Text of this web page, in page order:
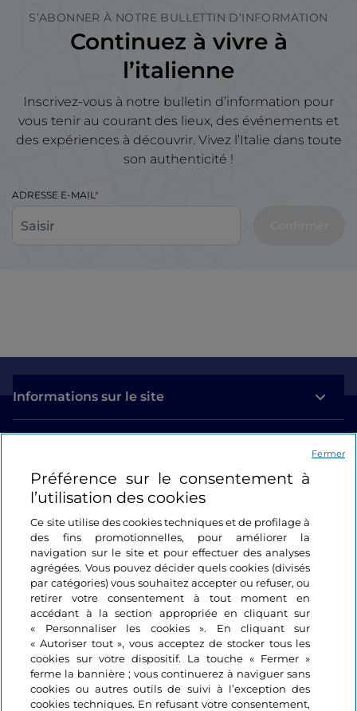
S’ABONNER À NOTRE BULLETTIN D’INFORMATION
Continuez à vivre à
l’italienne
Inscrivez-vous à notre bulletin d’information pour
vous tenir au courant des lieux, des événements et
des expériences à découvrir. Vivez l’Italie dans toute
son authenticité !
ADRESSE E-MAIL
Informations sur le site
Se connecter
Suivez-nous
Préférence sur le consentement à
l’utilisation des cookies
Ce site utilise des cookies techniques et de profilage à
des fins promotionnelles, pour améliorer la
navigation sur le site et pour effectuer des analyses
agrégées. Vous pouvez décider quels cookies (divisés
par catégories) vous souhaitez accepter ou refuser, ou
retirer votre consentement à tout moment en
accédant à la section appropriée en cliquant sur
« Personnaliser les cookies ». En cliquant sur
« Autoriser tout », vous acceptez de stocker tous les
cookies sur votre dispositif. La touche « Fermer »
ferme la bannière ; vous continuerez à naviguer sans
cookies ou autres outils de suivi à l’exception des
cookies techniques. En refusant votre consentement,
Fermer